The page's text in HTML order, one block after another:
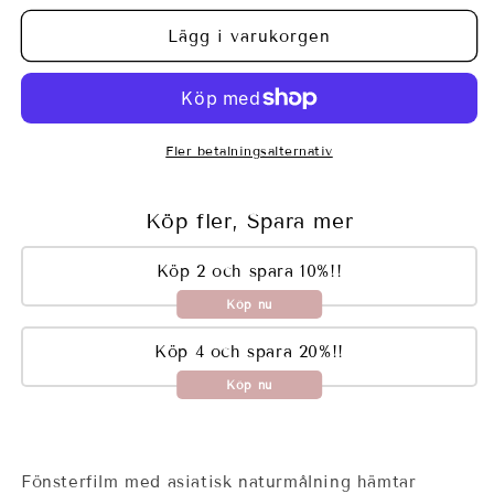
&amp;
&amp;
blommor
Lägg i varukorgen
Fler betalningsalternativ
Köp fler, Spara mer
Köp 2 och spara 10%!!
Köp nu
Köp 4 och spara 20%!!
Köp nu
Fönsterfilm med asiatisk naturmålning hämtar